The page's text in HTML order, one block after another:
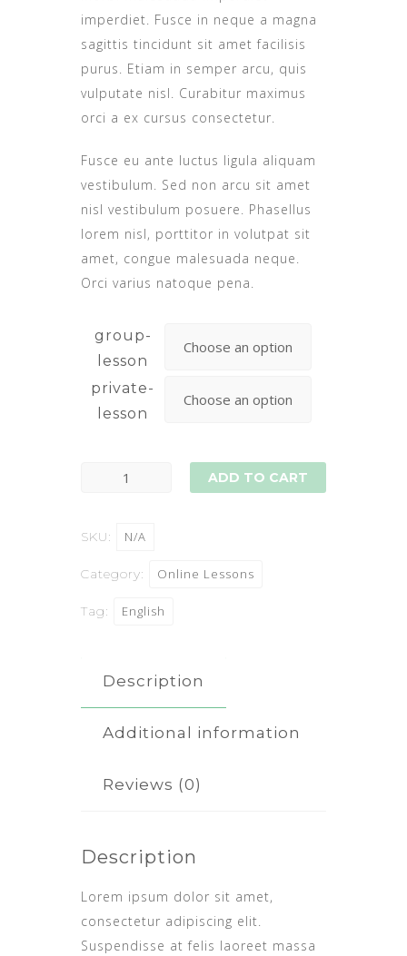
imperdiet. Fusce in neque a magna
sagittis tincidunt sit amet facilisis
purus. Etiam in semper arcu, quis
vulputate nisl. Curabitur maximus
orci a ex cursus consectetur.
Fusce eu ante luctus ligula aliquam
vestibulum. Sed non arcu sit amet
nisl vestibulum posuere. Phasellus
lorem nisl, porttitor in volutpat sit
amet, congue malesuada neque.
Orci varius natoque pena.
group-
lesson
private-
lesson
ADD TO CART
SKU: N/A
Category: Online Lessons
Tag: English
Description
Additional information
Reviews (0)
Description
Lorem ipsum dolor sit amet,
consectetur adipiscing elit.
Suspendisse at felis laoreet massa